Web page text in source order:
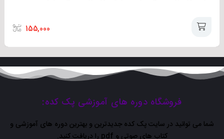
155,000
افزودن
به
فروشگاه دوره های آموزشی پک کده:
شما می توانید در سایت پک کده جدیدترین و بهترین دوره های آموزشی و